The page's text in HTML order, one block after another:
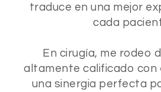
traduce en una mejor
cada
En cirugía, me rodeo
altamente calificado con
una sinergia perfecta